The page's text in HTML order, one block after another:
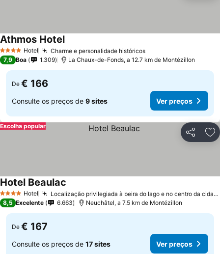
4 EstrelasHotel Charme e personalidade históricos
Athmos Hotel
7,9 Boa 1.309 La Chaux-de-Fonds, a 12.7 km de Montézillon
De € 166
Consulte os preços de 9 sites Ver preços
Partilhar
Escolha popular
4 EstrelasHotel Localização privilegiada à beira do lago e no centro da cidade
Hotel Beaulac
8,5 Excelente 6.663 Neuchâtel, a 7.5 km de Montézillon
De € 167
Consulte os preços de 17 sites Ver preços